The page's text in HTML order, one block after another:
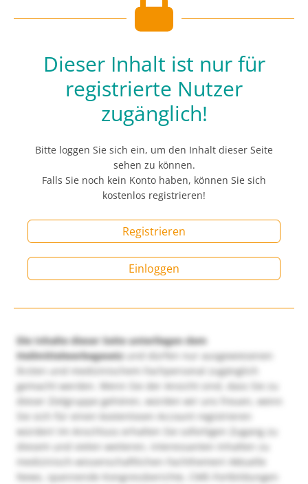
Dieser Inhalt ist nur für
registrierte Nutzer
zugänglich!
Bitte loggen Sie sich ein, um den Inhalt dieser Seite
sehen zu können.
Falls Sie noch kein Konto haben, können Sie sich
kostenlos registrieren!
Registrieren
Einloggen
Die Inhalte dieser Seite unterliegen dem
Heilmittelwerbegesetzund dürfen nur ausgewiesenen
Ärzten und medizinischem Fachpersonal zugänglich
gemacht werden. Wenn Sie der Ansicht sind, dass Sie zu
dieser Zielgruppe gehören, würden wir uns freuen, wenn
Sie sich für einen kostenlosen Account registrieren
würden! Im Anschluss erhalten Sie sofortigen Zugang zu
diesem und vielen weiteren, interessanten Inhalten zu
medizinisch-wissenschaftlichen Fachthemen! Aktuelle
News, spannende Kongressberichte, CME-Fortbildungen